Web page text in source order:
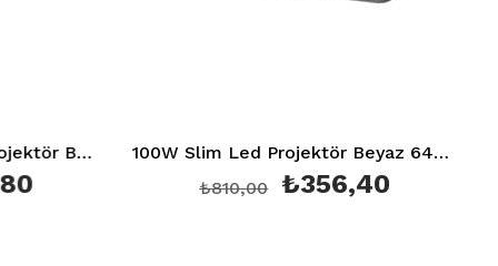
100W Slim Led Projektör Beyaz 6400K Ip65 Ct 4659
₺356,40